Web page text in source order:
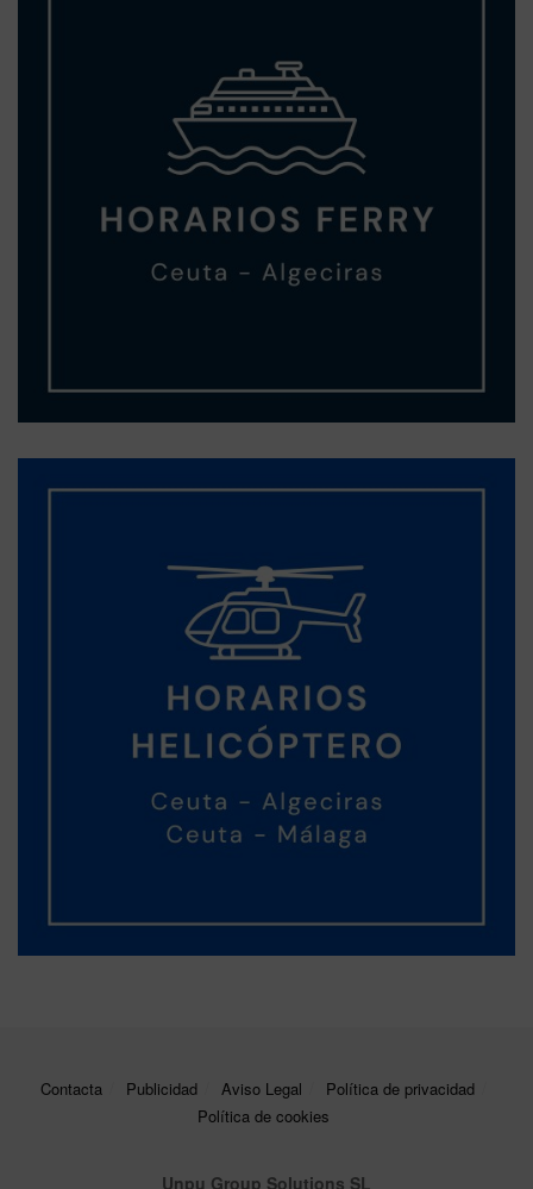
Contacta Publicidad Aviso Legal
Política de privacidad
Política de cookies
Unpu Group Solutions SL